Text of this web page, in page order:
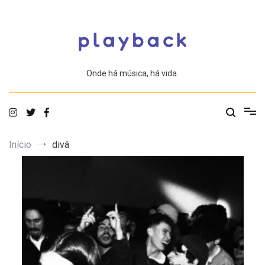
Onde há música, há vida.
Início divã